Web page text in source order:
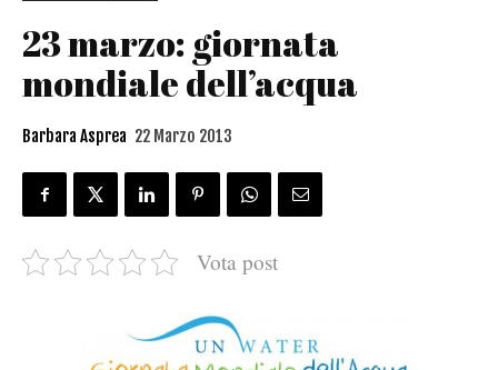
23 marzo: giornata
mondiale dell’acqua
Barbara Asprea 22 Marzo 2013
Vota post